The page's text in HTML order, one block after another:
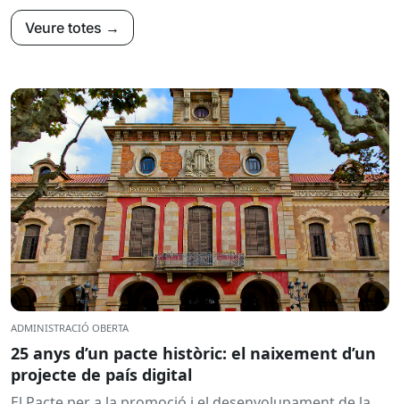
Veure totes →
ADMINISTRACIÓ OBERTA
25 anys d’un pacte històric: el naixement d’un
projecte de país digital